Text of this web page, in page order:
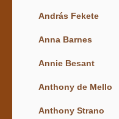
András Fekete
Anna Barnes
Annie Besant
Anthony de Mello
Anthony Strano